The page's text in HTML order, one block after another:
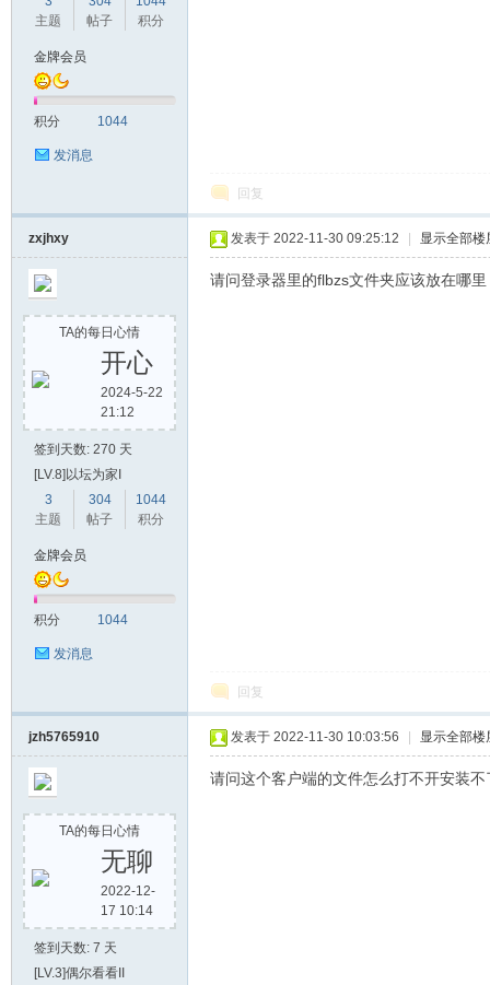
主题
帖子
积分
金牌会员
积分 1044
发消息
回复
zxjhxy
TA的每日心情
开心
2024-5-22
21:12
签到天数: 270 天
[LV.8]以坛为家I
3
主题
304
帖子
1044
积分
金牌会员
积分 1044
发消息
发表于 2022-11-30 09:25:12 显示全部楼
请问登录器里的flbzs文件夹应该放在哪里
回复
jzh5765910
TA的每日心情
无聊
2022-12-
17 10:14
签到天数: 7 天
[LV.3]偶尔看看II
发表于 2022-11-30 10:03:56 显示全部楼
请问这个客户端的文件怎么打不开安装不